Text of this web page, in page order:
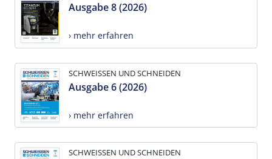
Ausgabe 8 (2026)
› mehr erfahren
SCHWEISSEN UND SCHNEIDEN
Ausgabe 6 (2026)
› mehr erfahren
SCHWEISSEN UND SCHNEIDEN